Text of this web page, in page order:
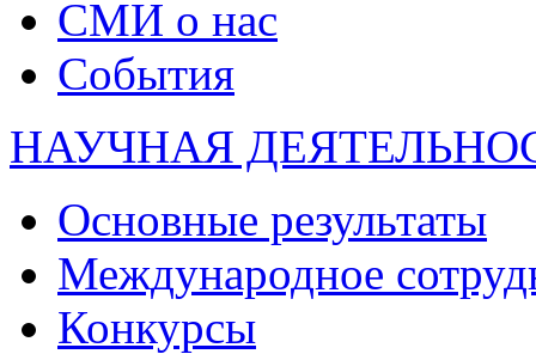
СМИ о нас
События
НАУЧНАЯ
Основные результаты
Международное
Конкурсы